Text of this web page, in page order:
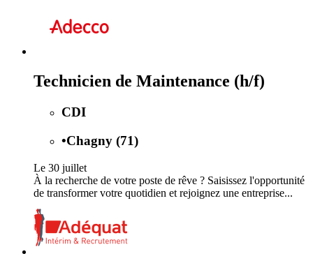
Technicien de Maintenance (h/f)
CDI
•Chagny (71)
Le 30 juillet
À la recherche de votre poste de rêve ? Saisissez l'opportunité
de transformer votre quotidien et rejoignez une entreprise...